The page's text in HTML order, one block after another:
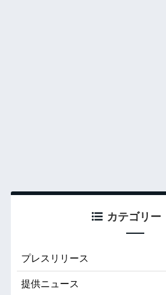
カテゴリー
プレスリリース
提供ニュース